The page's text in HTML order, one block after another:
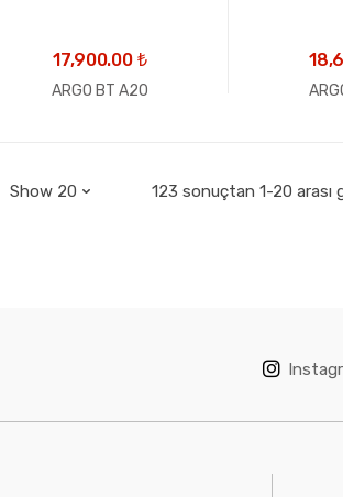
17,900.00 ₺
ARGO BT A20
123 sonuçtan 1-20 arası